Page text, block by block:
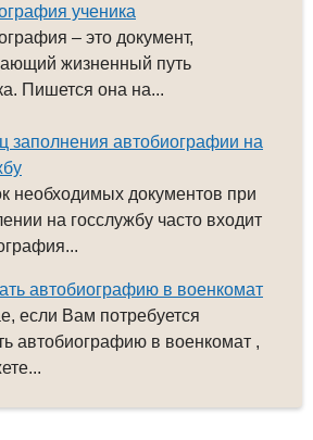
ученика
– это документ,
жизненный путь
Пишется она на...
заполнения автобиографии на
необходимых документов при
на госслужбу часто входит
автобиографию в военкомат
если Вам потребуется
автобиографию в военкомат ,